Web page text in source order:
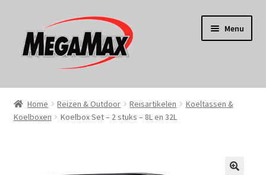
door
naar
naar
de
Menu
Home
KERST
Home Reizen & Outdoor Reisartikelen
Koeltassen &
Koelboxen
Koelbox Set – 2 stuks – 8L en 32L